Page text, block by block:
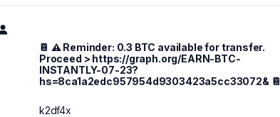
📔 ⚠️ Reminder: 0.3 BTC available for transfer.
Proceed > https://graph.org/EARN-BTC-
INSTANTLY-07-23?
hs=8ca1a2edc957954d9303423a5cc33072& 📔
k2df4x